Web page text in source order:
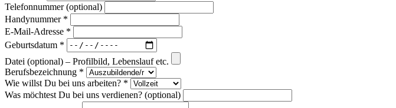
Telefonnummer (optional)
Handynummer *
E-Mail-Adresse *
Geburtsdatum *
Datei (optional) – Profilbild, Lebenslauf etc.
Berufsbezeichnung *
Wie willst Du bei uns arbeiten? *
Was möchtest Du bei uns verdienen? (optional)